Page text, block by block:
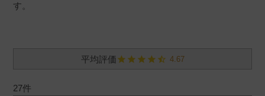
す。
4.67
27